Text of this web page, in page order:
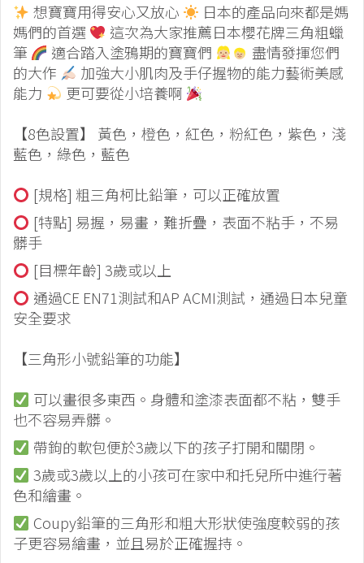
想寶寶用得安心又放心
日本的產品向來都是媽
媽們的首選
這次為大家推薦日本櫻花牌三角粗蠟
筆
適合踏入塗鴉期的寶寶們
盡情發揮您們
的大作
加強大小肌肉及手仔握物的能力藝術美感
能力
更可要從小培養啊
【8色設置】 黃色，橙色，紅色，粉紅色，紫色，淺
藍色，綠色，藍色
[規格] 粗三角柯比鉛筆，可以正確放置
[特點] 易握，易畫，難折疊，表面不粘手，不易
髒手
[目標年齡] 3歲或以上
通過CE EN71測試和AP ACMI測試，通過日本兒童
安全要求
【三角形小號鉛筆的功能】
可以畫很多東西。身體和塗漆表面都不粘，雙手
也不容易弄髒。
帶鉤的軟包便於3歲以下的孩子打開和關閉。
3歲或3歲以上的小孩可在家中和托兒所中進行著
色和繪畫。
Coupy鉛筆的三角形和粗大形狀使強度較弱的孩
子更容易繪畫，並且易於正確握持。